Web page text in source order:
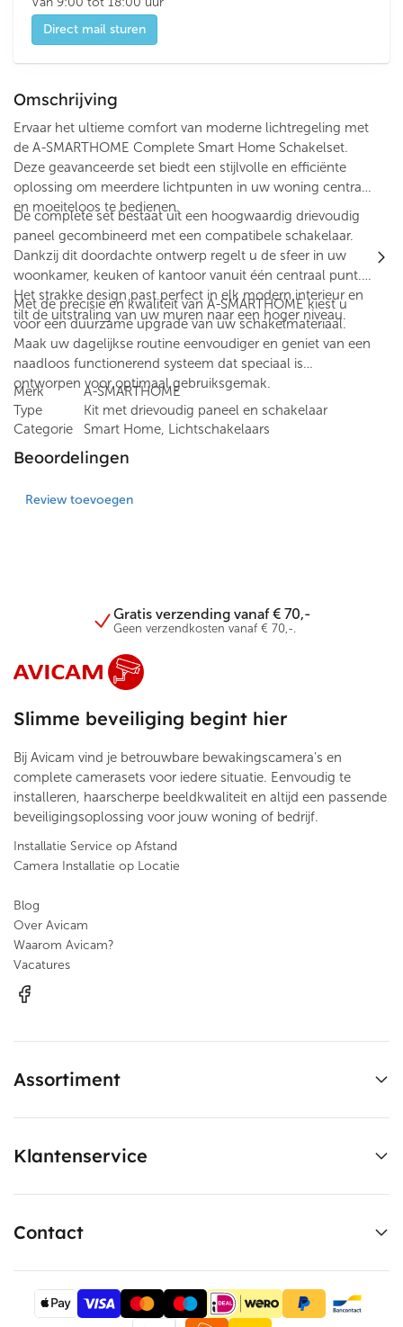
Omschrijving
Ervaar het ultieme comfort van moderne lichtregeling met
de A-SMARTHOME Complete Smart Home Schakelset.
Deze geavanceerde set biedt een stijlvolle en efficiënte
oplossing om meerdere lichtpunten in uw woning centraal
en moeiteloos te bedienen.
De complete set bestaat uit een hoogwaardig drievoudig
paneel gecombineerd met een compatibele schakelaar.
Dankzij dit doordachte ontwerp regelt u de sfeer in uw
woonkamer, keuken of kantoor vanuit één centraal punt.
Het strakke design past perfect in elk modern interieur en
tilt de uitstraling van uw muren naar een hoger niveau.
Met de precisie en kwaliteit van A-SMARTHOME kiest u
voor een duurzame upgrade van uw schakelmateriaal.
Maak uw dagelijkse routine eenvoudiger en geniet van een
naadloos functionerend systeem dat speciaal is
ontworpen voor optimaal gebruiksgemak.
Merk
A-SMARTHOME
Type
Kit met drievoudig paneel en schakelaar
Categorie
Smart Home, Lichtschakelaars
Beoordelingen
Review toevoegen
Direct mail sturen
Gratis verzending vanaf € 70,-
Geen verzendkosten vanaf € 70,-.
Slimme beveiliging begint hier
Bij Avicam vind je betrouwbare bewakingscamera's en
complete camerasets voor iedere situatie. Eenvoudig te
installeren, haarscherpe beeldkwaliteit en altijd een passende
beveiligingsoplossing voor jouw woning of bedrijf.
Installatie Service op Afstand
Camera Installatie op Locatie
Blog
Over Avicam
Waarom Avicam?
Vacatures
Assortiment
Klantenservice
Contact